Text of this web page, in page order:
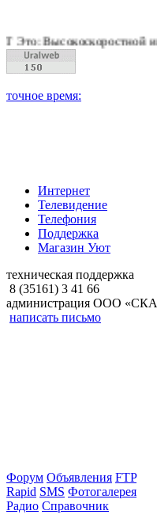
интернет,
Интернет
Телевидение
Телефония
Поддержка
Магазин Уют
техническая поддержка
8 (35161) 3 41 66
администрация ООО
написать письмо
Форум Объявления FTP
Rapid SMS Фотогалерея
Радио Справочник